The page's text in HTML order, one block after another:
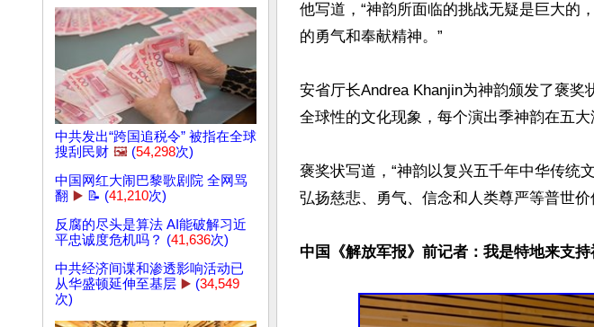
中共发出“跨国追税令” 被指在全球
搜刮民财 🖼️ (54,298次)
中国网红大闹巴黎歌剧院 全网骂
翻 ▶️ 📝 (41,210次)
反腐的尽头是算法 AI能破解习近
平忠诚度危机吗？ (41,636次)
中共经济间谍和渗透影响活动已
从华盛顿延伸至基层 ▶️ (34,549
次)
他写道，“神韵所面临的挑战无疑是巨大的
的勇气和奉献精神。”
安省厅长Andrea Khanjin为神韵颁发了褒奖
全球性的文化现象，每个演出季神韵在五
褒奖状写道，“神韵以复兴五千年中华传统
弘扬慈悲、勇气、信念和人类尊严等普世
中国《解放军报》前记者：我是特地来支